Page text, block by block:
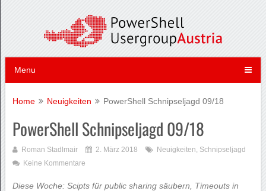
Menu
Home Neuigkeiten PowerShell Schnipseljagd 09/18
PowerShell Schnipseljagd 09/18
Roman Stadlmair 2. März 2018 Neuigkeiten, Schnipseljagd
Keine Kommentare
Diese Woche: Scipts für public sharing säubern, Timeouts in